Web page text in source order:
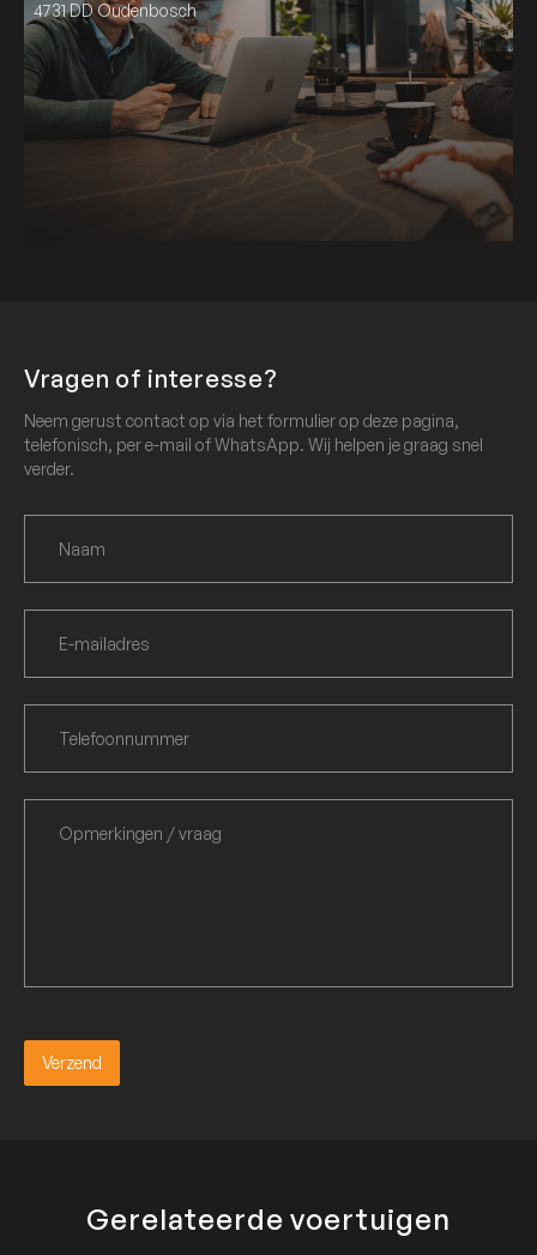
4731 DD Oudenbosch
Vragen of interesse?
Neem gerust contact op via het formulier op deze pagina,
telefonisch, per e-mail of WhatsApp. Wij helpen je graag snel
verder.
Verzend
Verzend
Gerelateerde voertuigen